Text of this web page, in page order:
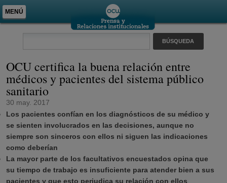
MENÚ
OCU certifica la buena relación entre
médicos y pacientes del sistema público
sanitario
30 may. 2017
Los pacientes confían en los diagnósticos de su médico y
se sienten involucrados en las decisiones, aunque no
siempre son sinceros con ellos ni siguen las indicaciones
como deberían
La mayor parte de los facultativos encuestados opina que
su tiempo de trabajo es insuficiente para atender bien a sus
pacientes y que esto perjudica su relación con ellos